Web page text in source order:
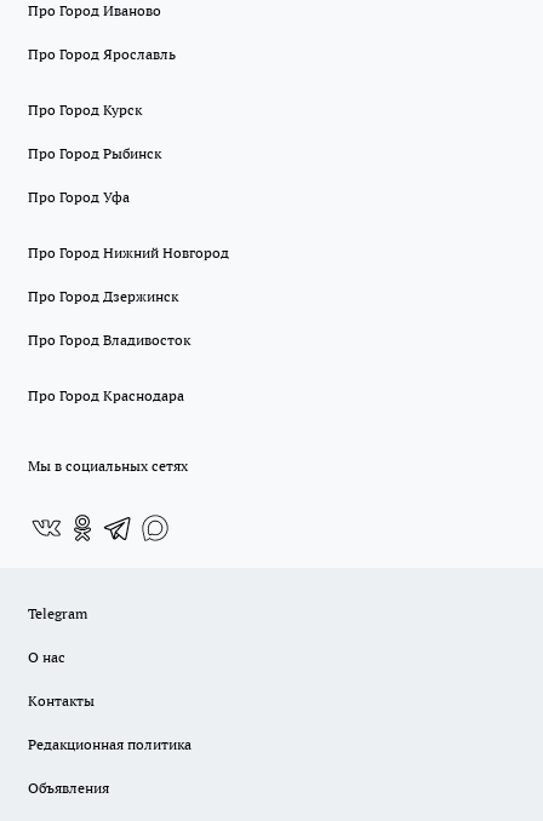
Про Город Иваново
Про Город Ярославль
Про Город Курск
Про Город Рыбинск
Про Город Уфа
Про Город Нижний Новгород
Про Город Дзержинск
Про Город Владивосток
Про Город Краснодара
Мы в социальных сетях
Telegram
О нас
Контакты
Редакционная политика
Объявления